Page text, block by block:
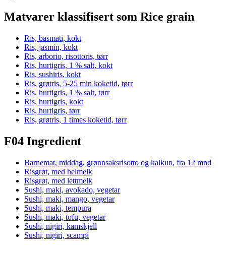
Matvarer klassifisert som Rice grain
Ris, basmati, kokt
Ris, jasmin, kokt
Ris, arborio, risottoris, tørr
Ris, hurtigris, 1 % salt, kokt
Ris, sushiris, kokt
Ris, grøtris, 5-25 min koketid, tørr
Ris, hurtigris, 1 % salt, tørr
Ris, hurtigris, kokt
Ris, hurtigris, tørr
Ris, grøtris, 1 times koketid, tørr
F04 Ingredient
Barnemat, middag, grønnsaksrisotto og kalkun, fra 12 mnd
Risgrøt, med helmelk
Risgrøt, med lettmelk
Sushi, maki, avokado, vegetar
Sushi, maki, mango, vegetar
Sushi, maki, tempura
Sushi, maki, tofu, vegetar
Sushi, nigiri, kamskjell
Sushi, nigiri, scampi